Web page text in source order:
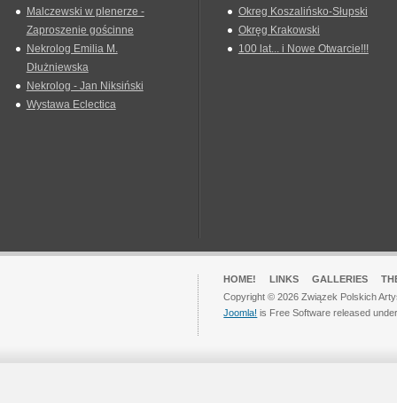
Malczewski w plenerze -
Zaproszenie gościnne
Nekrolog Emilia M.
Dłużniewska
Nekrolog - Jan Niksiński
Wystawa Eclectica
Okreg Koszalińsko-Słupski
Okręg Krakowski
100 lat... i Nowe Otwarcie!!!
HOME! LINKS GALLERIES
Copyright © 2026 Związek Polskich
Joomla! is Free Software released